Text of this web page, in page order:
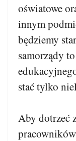
oświatowe
innym
będziemy
samorządy
stać tylko
Aby dotrzeć